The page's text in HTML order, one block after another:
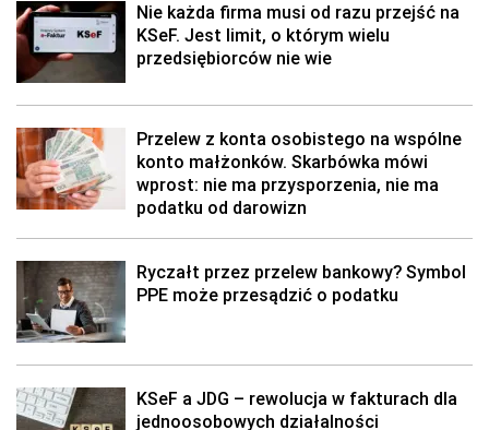
Nie każda firma musi od razu przejść na
KSeF. Jest limit, o którym wielu
przedsiębiorców nie wie
Przelew z konta osobistego na wspólne
konto małżonków. Skarbówka mówi
wprost: nie ma przysporzenia, nie ma
podatku od darowizn
Ryczałt przez przelew bankowy? Symbol
PPE może przesądzić o podatku
KSeF a JDG – rewolucja w fakturach dla
jednoosobowych działalności